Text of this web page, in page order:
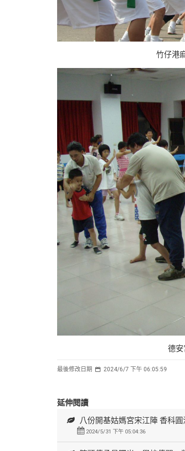
竹仔港
德
最後修改日期 2024/6/7 下午 06:05:59
延伸閱讀
八份開基姑媽宮宋江陣 香科
2024/5/31 下午 05:04:36